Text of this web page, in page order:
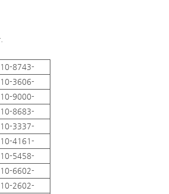
8743-
3606-
9000-
8683-
3337-
4161-
5458-
6602-
2602-